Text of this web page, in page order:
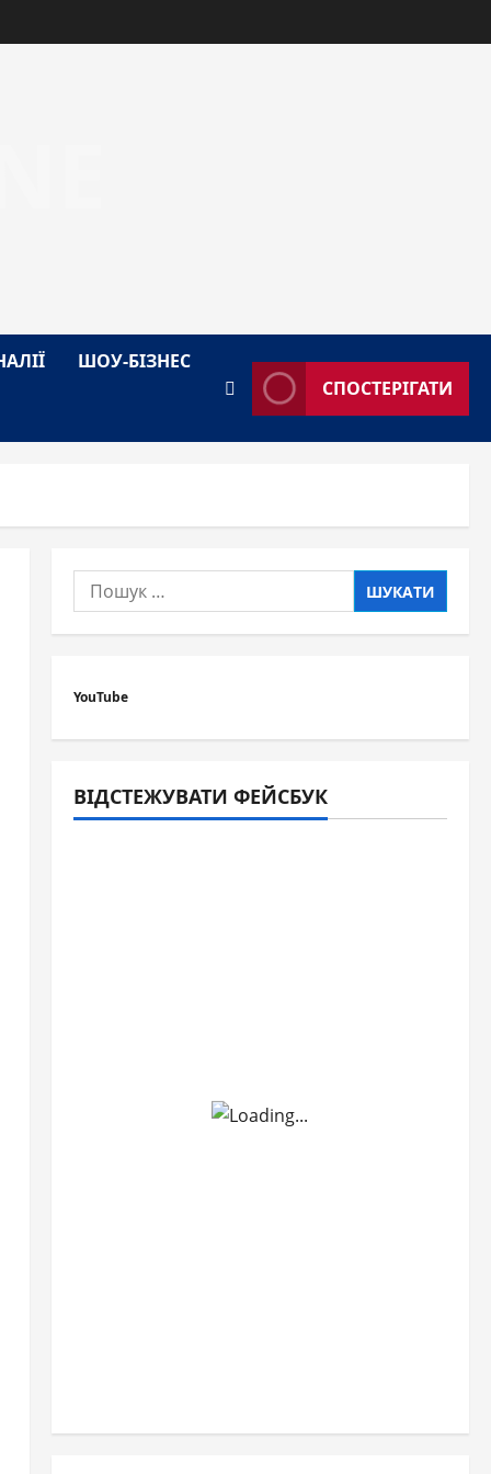
ШОУ-БІЗНЕС
СПОСТЕРІГАТИ
Пошук:
YouTube
ВІДСТЕЖУВАТИ ФЕЙСБУК